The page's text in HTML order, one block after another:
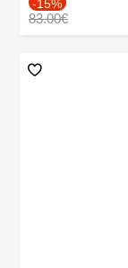
-15%
83.00€